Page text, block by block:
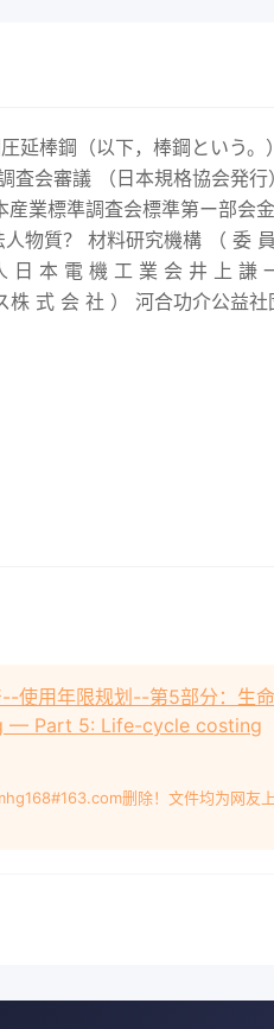
延棒鋼（以下，棒鋼という
会審議 （日本規格協会発
産業標準調査会標準第ー部会
物質？ 材料研究機構 （ 委
日 本 電 機 工 業 会 井 上 謙
式 会 社 ） 河合功介公益
使用年限规划--第5部分：生
— Part 5: Life-cycle costing
删除！文件均为网友